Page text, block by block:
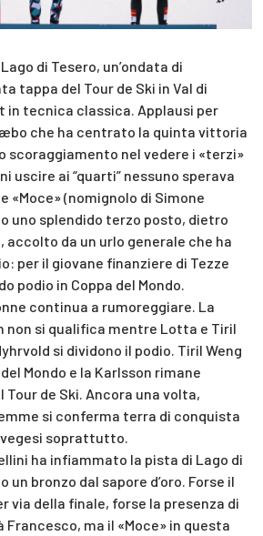
di Tesero, un’ondata di
tappa del Tour de Ski in Val di
in tecnica classica. Applausi per
che ha centrato la quinta vittoria
scoraggiamento nel vedere i «terzi»
uscire ai “quarti” nessuno sperava
«Moce» (nomignolo di Simone
uno splendido terzo posto, dietro
accolto da un urlo generale che ha
per il giovane finanziere di Tezze
podio in Coppa del Mondo.
continua a rumoreggiare. La
non si qualifica mentre Lotta e Tiril
si dividono il podio. Tiril Weng
Mondo e la Karlsson rimane
de Ski. Ancora una volta,
si conferma terra di conquista
soprattutto.
ha infiammato la pista di Lago di
un bronzo dal sapore d’oro. Forse il
via della finale, forse la presenza di
Francesco, ma il «Moce» in questa